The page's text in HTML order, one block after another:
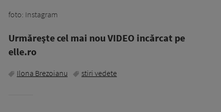
foto: Instagram
Urmăreşte cel mai nou VIDEO incărcat pe
elle.ro
Ilona Brezoianu stiri vedete